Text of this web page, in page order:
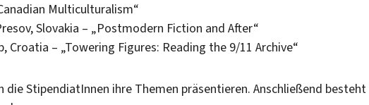
Multiculturalism“
Slovakia – „Postmodern Fiction and After“
Croatia – „Towering Figures: Reading the 9/11 Archive“
die StipendiatInnen ihre Themen präsentieren. Anschließend